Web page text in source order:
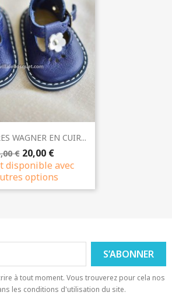
rapide
WAGNER EN CUIR...
€ 20,00 €
disponible avec
options
à tout moment. Vous trouverez pour cela nos
les conditions d'utilisation du site.